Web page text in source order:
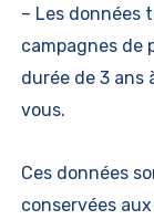
– Les données
campagnes de
durée de 3
vous.
Ces données
conservées